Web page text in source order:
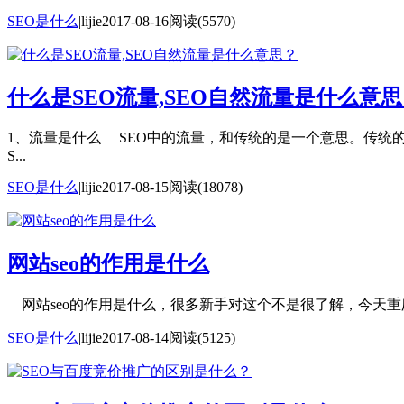
SEO是什么|lijie2017-08-16阅读(5570)
什么是SEO流量,SEO自然流量是什么意
1、流量是什么 SEO中的流量，和传统的是一个意思。传统
S...
SEO是什么|lijie2017-08-15阅读(18078)
网站seo的作用是什么
网站seo的作用是什么，很多新手对这个不是很了解，今天
SEO是什么|lijie2017-08-14阅读(5125)